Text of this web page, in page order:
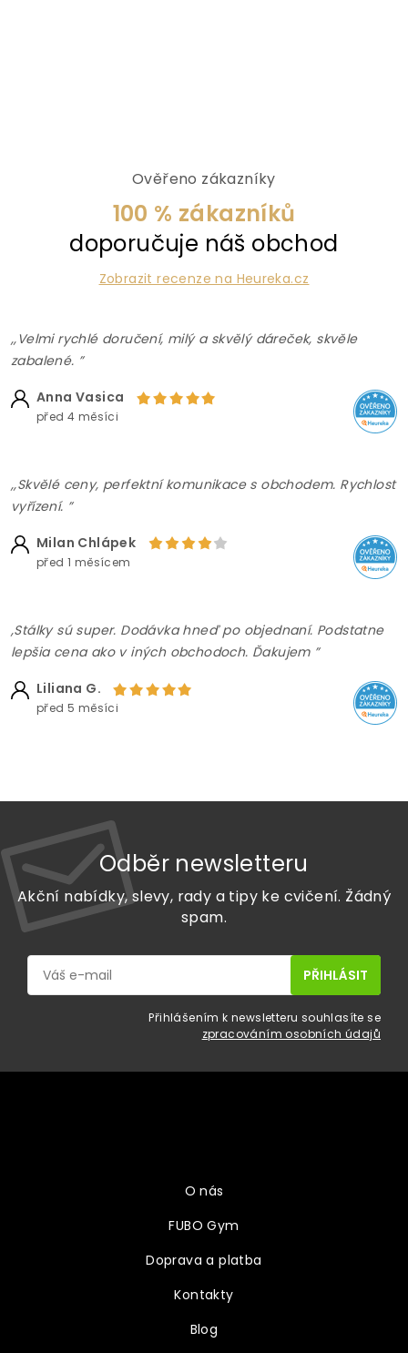
Ověřeno zákazníky
100 % zákazníků
doporučuje náš obchod
Zobrazit recenze na Heureka.cz
,,Velmi rychlé doručení, milý a skvělý dáreček, skvěle
zabalené. ”
Anna Vasica
před 4 měsíci
,,Skvělé ceny, perfektní komunikace s obchodem. Rychlost
vyřízení. ”
Milan Chlápek
před 1 měsícem
,Stálky sú super. Dodávka hneď po objednaní. Podstatne
lepšia cena ako v iných obchodoch. Ďakujem ”
Liliana G.
před 5 měsíci
Odběr newsletteru
Akční nabídky, slevy, rady a tipy ke cvičení. Žádný
spam.
Přihlášením k newsletteru souhlasíte se
zpracováním osobních údajů
O nás
FUBO Gym
Doprava a platba
Kontakty
Blog